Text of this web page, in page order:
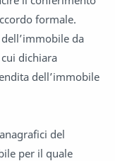
formale.
da
dichiara
dell’immobile
del
per il quale